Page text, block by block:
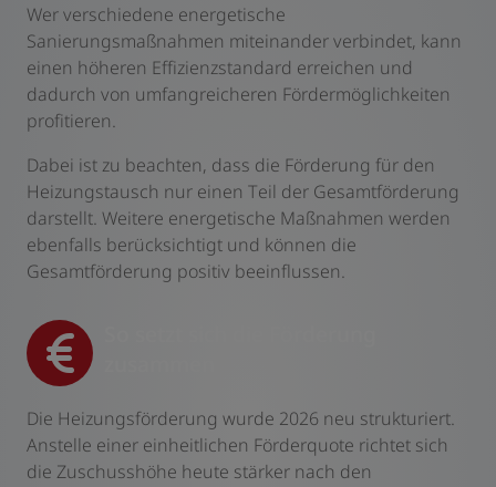
Wer verschiedene energetische
Sanierungsmaßnahmen miteinander verbindet, kann
einen höheren Effizienzstandard erreichen und
dadurch von umfangreicheren Fördermöglichkeiten
profitieren.
Dabei ist zu beachten, dass die Förderung für den
Heizungstausch nur einen Teil der Gesamtförderung
darstellt. Weitere energetische Maßnahmen werden
ebenfalls berücksichtigt und können die
Gesamtförderung positiv beeinflussen.
Die Heizungsförderung wurde 2026 neu strukturiert.
Anstelle einer einheitlichen Förderquote richtet sich
die Zuschusshöhe heute stärker nach den